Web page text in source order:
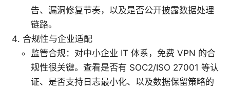
告、漏洞修复节奏，以及是否公开披露数据处理
链路。
合规性与企业适配
监管合规：对中小企业 IT 体系，免费 VPN 的合
规性很关键。查看是否有 SOC2/ISO 27001 等认
证、是否支持日志最小化、以及数据保留策略的